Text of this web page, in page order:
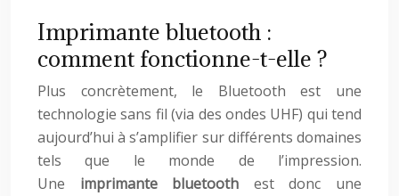
Imprimante bluetooth :
comment fonctionne-t-elle ?
Plus concrètement, le Bluetooth est une
technologie sans fil (via des ondes UHF) qui tend
aujourd’hui à s’amplifier sur différents domaines
tels que le monde de l’impression.
Une imprimante bluetooth est donc une